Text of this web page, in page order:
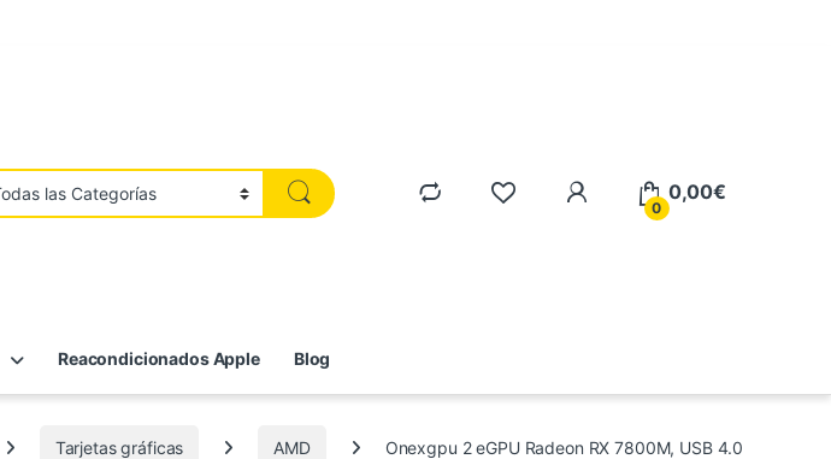
0
0,00€
Reacondicionados Apple Blog
Tarjetas gráficas AMD Onexgpu 2 eGPU Radeon RX 7800M, USB 4.0